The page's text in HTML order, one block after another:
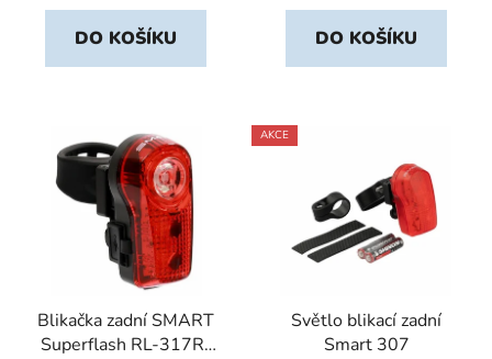
DO KOŠÍKU DO KOŠÍKU
Blikačka zadní SMART
Superflash RL-317R-
AKCE
Světlo blikací zadní
Smart 307